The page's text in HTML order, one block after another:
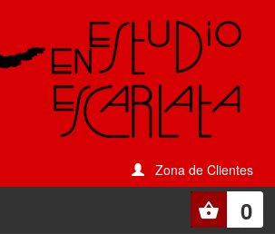
Zona de Clientes
0